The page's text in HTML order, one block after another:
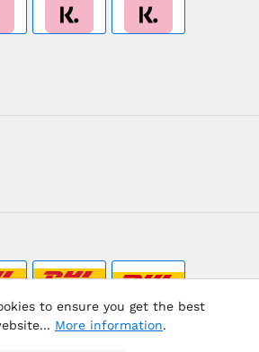
to ensure you get the best
More information.